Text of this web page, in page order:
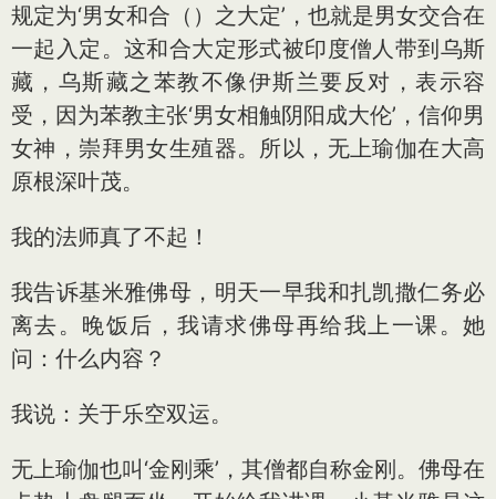
规定为‘男女和合（）之大定’，也就是男女交合在
一起入定。这和合大定形式被印度僧人带到乌斯
藏，乌斯藏之苯教不像伊斯兰要反对，表示容
受，因为苯教主张‘男女相触阴阳成大伦’，信仰男
女神，崇拜男女生殖器。所以，无上瑜伽在大高
原根深叶茂。
我的法师真了不起！
我告诉基米雅佛母，明天一早我和扎凯撒仁务必
离去。晚饭后，我请求佛母再给我上一课。她
问：什么内容？
我说：关于乐空双运。
无上瑜伽也叫‘金刚乘’，其僧都自称金刚。佛母在